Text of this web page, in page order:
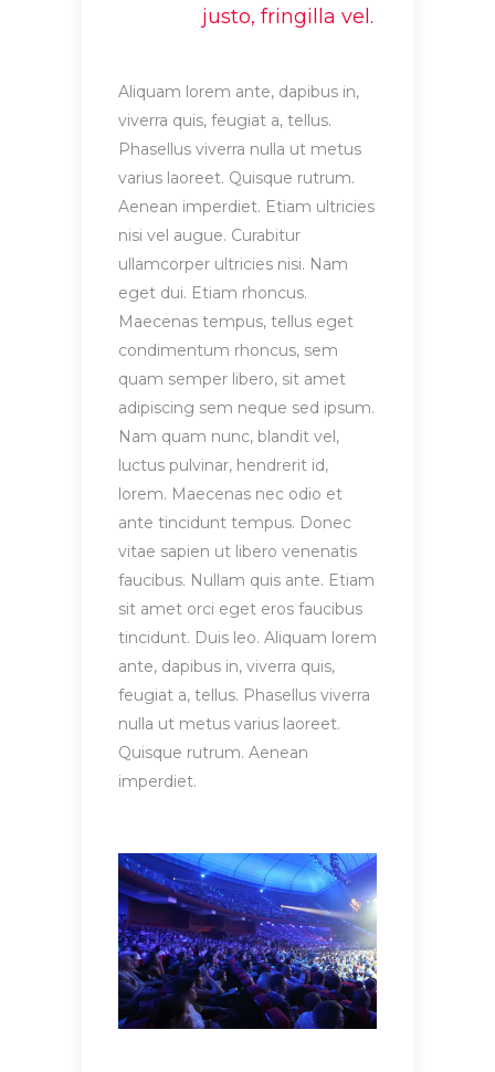
justo, fringilla vel.
Aliquam lorem ante, dapibus in,
viverra quis, feugiat a, tellus.
Phasellus viverra nulla ut metus
varius laoreet. Quisque rutrum.
Aenean imperdiet. Etiam ultricies
nisi vel augue. Curabitur
ullamcorper ultricies nisi. Nam
eget dui. Etiam rhoncus.
Maecenas tempus, tellus eget
condimentum rhoncus, sem
quam semper libero, sit amet
adipiscing sem neque sed ipsum.
Nam quam nunc, blandit vel,
luctus pulvinar, hendrerit id,
lorem. Maecenas nec odio et
ante tincidunt tempus. Donec
vitae sapien ut libero venenatis
faucibus. Nullam quis ante. Etiam
sit amet orci eget eros faucibus
tincidunt. Duis leo. Aliquam lorem
ante, dapibus in, viverra quis,
feugiat a, tellus. Phasellus viverra
nulla ut metus varius laoreet.
Quisque rutrum. Aenean
imperdiet.